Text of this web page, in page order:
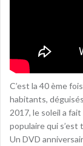
C’est la 40 ème
habitants,
2017, le soleil a
populaire qui s’est
Un DVD